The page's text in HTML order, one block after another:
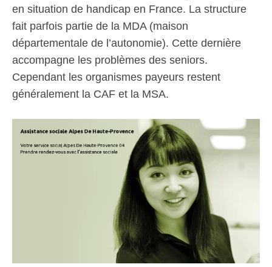
en situation de handicap en France. La structure
fait parfois partie de la MDA (maison
départementale de l’autonomie). Cette dernière
accompagne les problèmes des seniors.
Cependant les organismes payeurs restent
généralement la CAF et la MSA.